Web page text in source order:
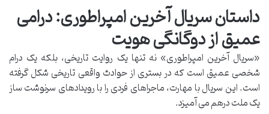
داستان سریال آخرین امپراطوری: درامی
عمیق از دوگانگی هویت
«سریال آخرین امپراطوری» نه تنها یک روایت تاریخی، بلکه یک درام
شخصی عمیق است که در بستری از حوادث واقعی تاریخی شکل گرفته
است. این سریال با مهارت، ماجراهای فردی را با رویدادهای سرنوشت ساز
یک ملت درهم می آمیزد.